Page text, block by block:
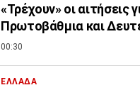
«Τρέχουν» οι αιτήσεις
Πρωτοβάθμια και
00:30
ΕΛΛΑΔΑ